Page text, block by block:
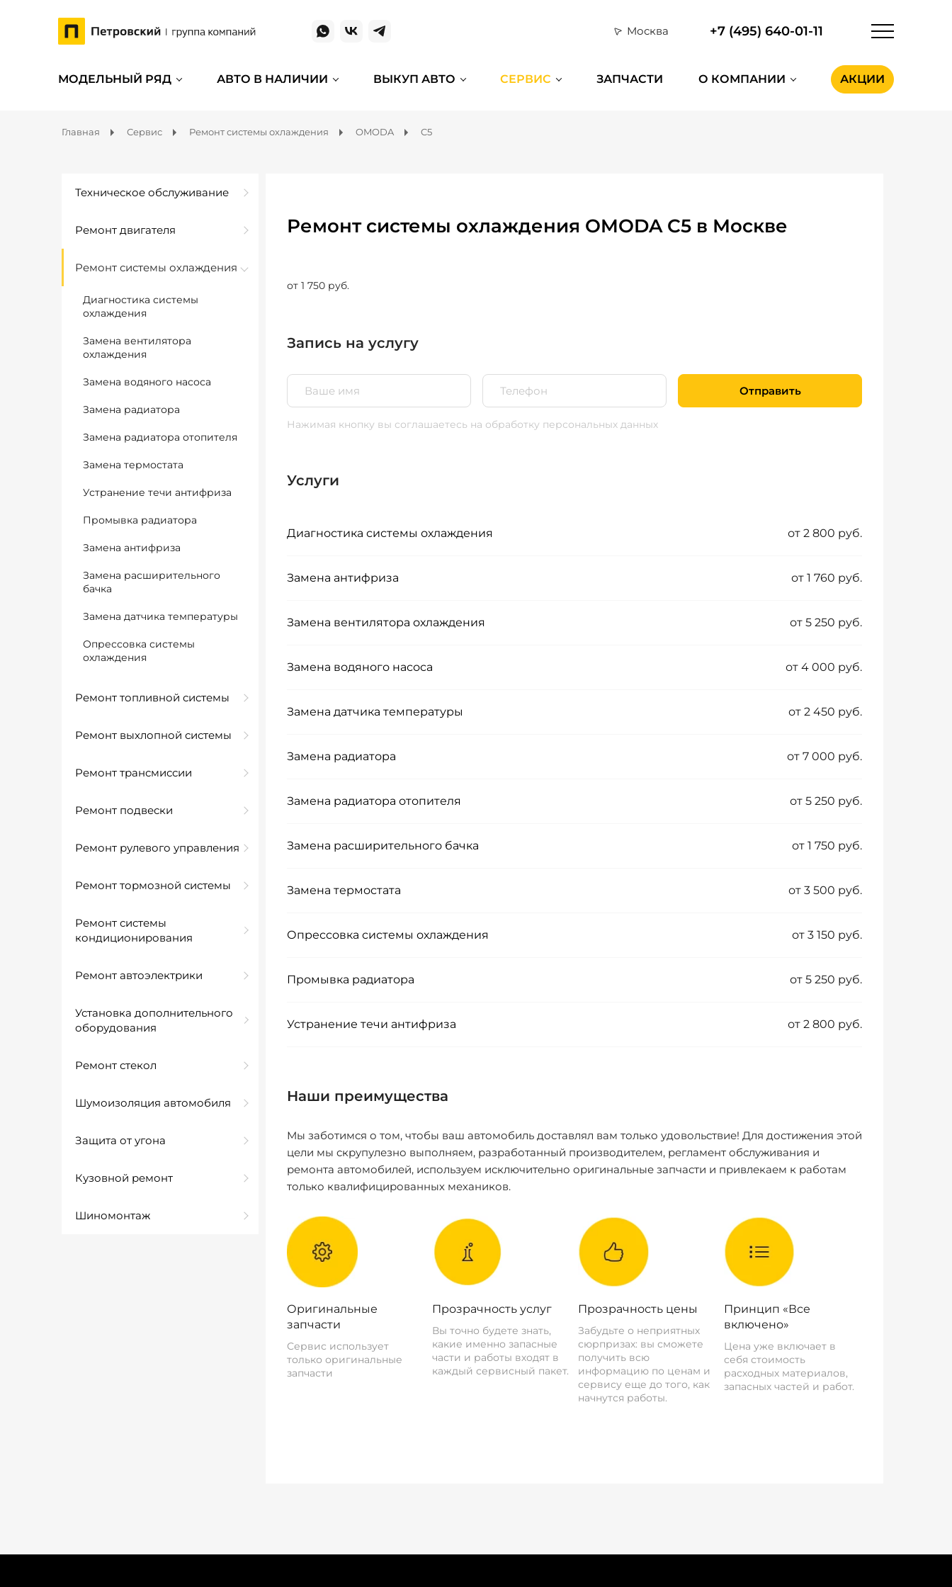
Москва +7 (495) 640-01-11
МОДЕЛЬНЫЙ РЯД АВТО В НАЛИЧИИ ВЫКУП АВТО СЕРВИС ЗАПЧАСТИ О КОМПАНИИ АКЦИИ
Главная Сервис Ремонт системы охлаждения OMODA C5
Техническое обслуживание
Ремонт двигателя
Ремонт системы охлаждения
Диагностика системы
охлаждения
Замена вентилятора
охлаждения
Замена водяного насоса
Замена радиатора
Замена радиатора отопителя
Замена термостата
Устранение течи антифриза
Промывка радиатора
Замена антифриза
Замена расширительного
бачка
Замена датчика температуры
Опрессовка системы
охлаждения
Ремонт топливной системы
Ремонт выхлопной системы
Ремонт трансмиссии
Ремонт подвески
Ремонт рулевого управления
Ремонт тормозной системы
Ремонт системы
кондиционирования
Ремонт автоэлектрики
Установка дополнительного
оборудования
Ремонт стекол
Шумоизоляция автомобиля
Защита от угона
Кузовной ремонт
Шиномонтаж
Ремонт системы охлаждения OMODA C5 в Москве
от 1 750 руб.
Запись на услугу
Отправить
Нажимая кнопку вы соглашаетесь на обработку персональных данных
Услуги
Диагностика системы охлаждения от 2 800 руб.
Замена антифриза от 1 760 руб.
Замена вентилятора охлаждения от 5 250 руб.
Замена водяного насоса от 4 000 руб.
Замена датчика температуры от 2 450 руб.
Замена радиатора от 7 000 руб.
Замена радиатора отопителя от 5 250 руб.
Замена расширительного бачка от 1 750 руб.
Замена термостата от 3 500 руб.
Опрессовка системы охлаждения от 3 150 руб.
Промывка радиатора от 5 250 руб.
Устранение течи антифриза от 2 800 руб.
Наши преимущества
Мы заботимся о том, чтобы ваш автомобиль доставлял вам только удовольствие! Для достижения этой
цели мы скрупулезно выполняем, разработанный производителем, регламент обслуживания и
ремонта автомобилей, используем исключительно оригинальные запчасти и привлекаем к работам
только квалифицированных механиков.
Оригинальные
запчасти
Сервис использует
только оригинальные
запчасти
Прозрачность услуг
Вы точно будете знать,
какие именно запасные
части и работы входят в
каждый сервисный пакет.
Прозрачность цены
Забудьте о неприятных
сюрпризах: вы сможете
получить всю
информацию по ценам и
сервису еще до того, как
начнутся работы.
Принцип «Все
включено»
Цена уже включает в
себя стоимость
расходных материалов,
запасных частей и работ.